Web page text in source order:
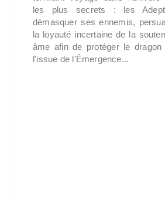
les plus secrets : les
démasquer ses ennemis,
la loyauté incertaine de la
âme afin de protéger le
l'issue de l'Émergence...